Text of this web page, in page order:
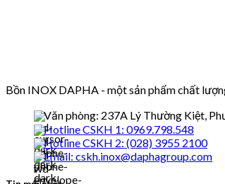
Bồn INOX DAPHA - một sản phẩm chất
Văn phòng: 237A Lý Thường Kiệt,
Hotline CSKH 1: 0969.798.548
Hotline CSKH 2: (028) 3955 2100
Email: cskh.inox@daphagroup.com